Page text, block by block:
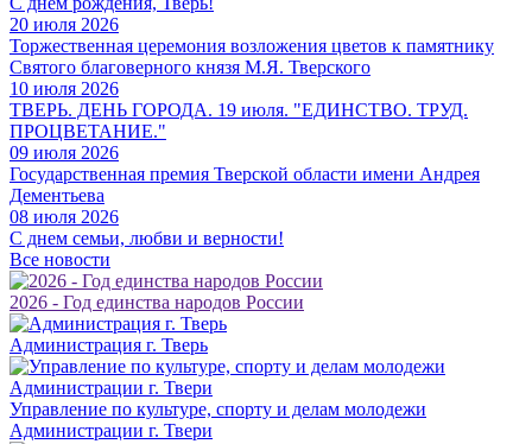
20 июля 2026
Торжественная церемония возложения цветов к памятнику
Святого благоверного князя М.Я. Тверского
10 июля 2026
ТВЕРЬ. ДЕНЬ ГОРОДА. 19 июля. "ЕДИНСТВО. ТРУД.
ПРОЦВЕТАНИЕ."
09 июля 2026
Государственная премия Тверской области имени Андрея
Дементьева
08 июля 2026
С днем семьи, любви и верности!
Все новости
2026 - Год единства народов России
Администрация г. Тверь
Управление по культуре, спорту и делам молодежи
Администрации г. Твери